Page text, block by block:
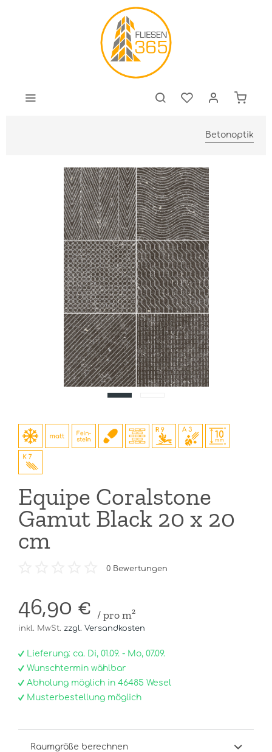
Betonoptik
Equipe Coralstone
Gamut Black 20 x 20
cm
0 Bewertungen
46,90 € / pro m²
inkl. MwSt. zzgl. Versandkosten
Lieferung: ca. Di, 01.09. - Mo, 07.09.
Wunschtermin wählbar
Abholung möglich in 46485 Wesel
Musterbestellung möglich
Raumgröße berechnen